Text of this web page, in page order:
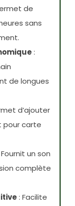
de
sans
:
de longues
d’ajouter
pour carte
Fournit un son
complète
: Facilite